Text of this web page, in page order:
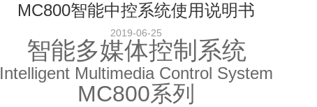
MC800智能中控系统使用说明书
2019-06-25
智能多媒体控制系统
Intelligent Multimedia Control System
MC800系列